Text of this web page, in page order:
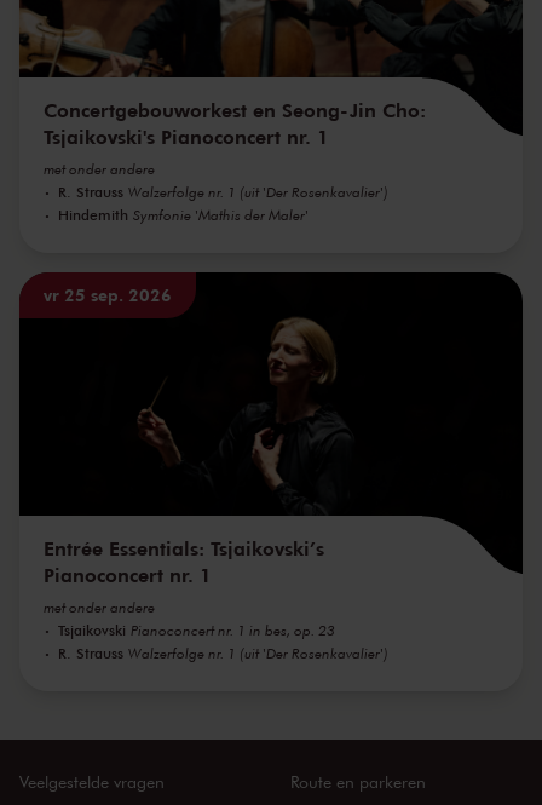
Concertgebouworkest en Seong-Jin Cho:
Tsjaikovski's Pianoconcert nr. 1
met onder andere
R. Strauss Walzerfolge nr. 1 (uit 'Der Rosenkavalier')
Hindemith Symfonie 'Mathis der Maler'
vr 25 sep. 2026
Entrée Essentials: Tsjaikovski’s
Pianoconcert nr. 1
met onder andere
Tsjaikovski Pianoconcert nr. 1 in bes, op. 23
R. Strauss Walzerfolge nr. 1 (uit 'Der Rosenkavalier')
Veelgestelde vragen
Route en parkeren